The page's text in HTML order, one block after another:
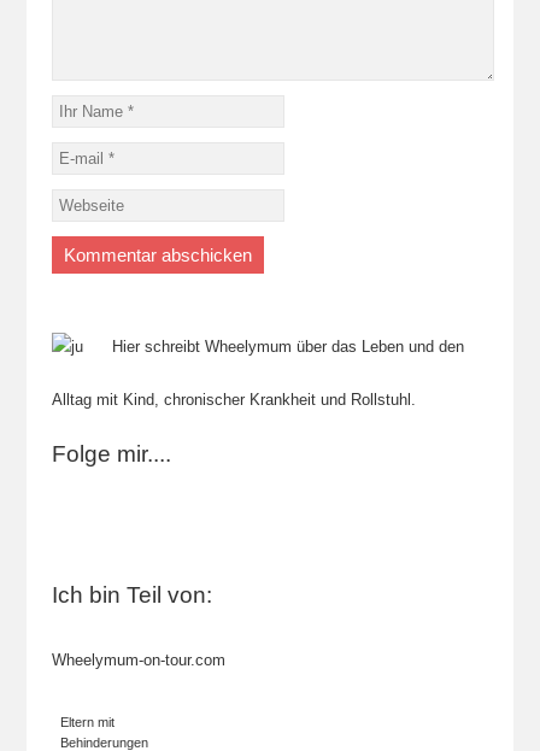
Hier schreibt Wheelymum über das Leben und den
Alltag mit Kind, chronischer Krankheit und Rollstuhl.
Folge mir....
Ich bin Teil von:
Wheelymum-on-tour.com
Eltern mit
Behinderungen